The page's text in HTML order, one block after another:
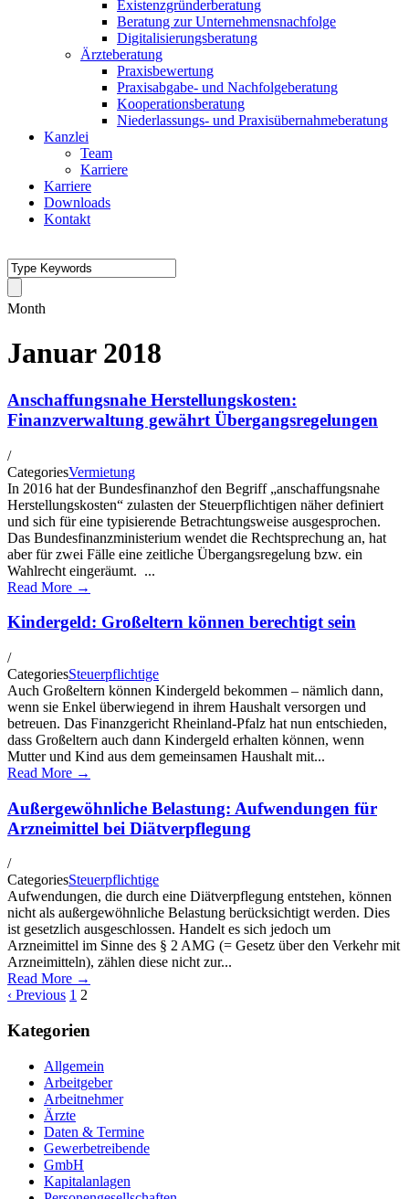
Existenzgründerberatung
Beratung zur Unternehmensnachfolge
Digitalisierungsberatung
Ärzteberatung
Praxisbewertung
Praxisabgabe- und Nachfolgeberatung
Kooperationsberatung
Niederlassungs- und Praxisübernahmeberatung
Kanzlei
Team
Karriere
Karriere
Downloads
Kontakt
Month
Januar 2018
Anschaffungsnahe Herstellungskosten:
Finanzverwaltung gewährt Übergangsregelungen
/
CategoriesVermietung
In 2016 hat der Bundesfinanzhof den Begriff „anschaffungsnahe
Herstellungskosten“ zulasten der Steuerpflichtigen näher definiert
und sich für eine typisierende Betrachtungsweise ausgesprochen.
Das Bundesfinanzministerium wendet die Rechtsprechung an, hat
aber für zwei Fälle eine zeitliche Übergangsregelung bzw. ein
Wahlrecht eingeräumt. ...
Read More →
Kindergeld: Großeltern können berechtigt sein
/
CategoriesSteuerpflichtige
Auch Großeltern können Kindergeld bekommen – nämlich dann,
wenn sie Enkel überwiegend in ihrem Haushalt versorgen und
betreuen. Das Finanzgericht Rheinland-Pfalz hat nun entschieden,
dass Großeltern auch dann Kindergeld erhalten können, wenn
Mutter und Kind aus dem gemeinsamen Haushalt mit...
Read More →
Außergewöhnliche Belastung: Aufwendungen für
Arzneimittel bei Diätverpflegung
/
CategoriesSteuerpflichtige
Aufwendungen, die durch eine Diätverpflegung entstehen, können
nicht als außergewöhnliche Belastung berücksichtigt werden. Dies
ist gesetzlich ausgeschlossen. Handelt es sich jedoch um
Arzneimittel im Sinne des § 2 AMG (= Gesetz über den Verkehr mit
Arzneimitteln), zählen diese nicht zur...
Read More →
‹ Previous 1 2
Kategorien
Allgemein
Arbeitgeber
Arbeitnehmer
Ärzte
Daten & Termine
Gewerbetreibende
GmbH
Kapitalanlagen